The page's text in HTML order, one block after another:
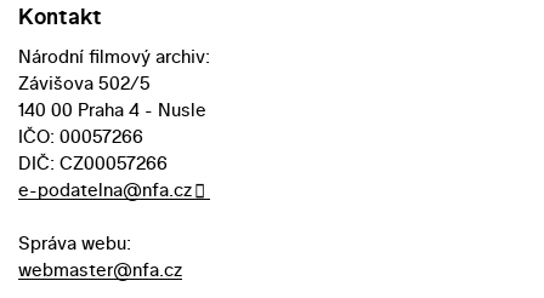
Kontakt
Národní filmový archiv:
Závišova 502/5
140 00 Praha 4 - Nusle
IČO: 00057266
DIČ: CZ00057266
e-podatelna@nfa.cz
Správa webu:
webmaster@nfa.cz